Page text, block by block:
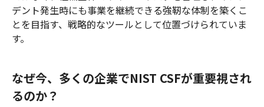
デント発生時にも事業を継続できる強靭な体制を築くこ
とを目指す、戦略的なツールとして位置づけられていま
す。
なぜ今、多くの企業でNIST CSFが重要視され
るのか？